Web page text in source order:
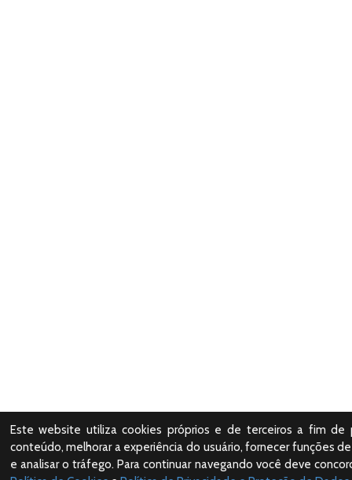
Este website utiliza cookies próprios e de terceiros a fim de
conteúdo, melhorar a experiência do usuário, fornecer funções
e analisar o tráfego. Para continuar navegando você deve